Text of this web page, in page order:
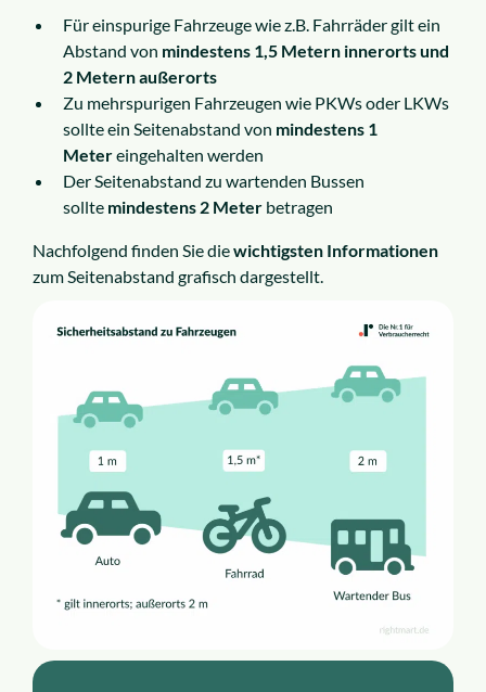
Für einspurige Fahrzeuge wie z.B. Fahrräder gilt ein
Abstand von mindestens 1,5 Metern innerorts und
2 Metern außerorts
Zu mehrspurigen Fahrzeugen wie PKWs oder LKWs
sollte ein Seitenabstand von mindestens 1
Metereingehalten werden
Der Seitenabstand zu wartenden Bussen
sollte mindestens 2 Meter betragen
Nachfolgend finden Sie diewichtigsten Informationen
zum Seitenabstand grafisch dargestellt.